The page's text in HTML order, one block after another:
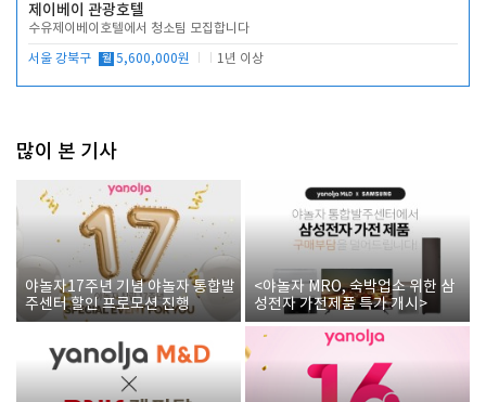
제이베이 관광호텔
수유제이베이호텔에서 청소팀 모집합니다
서울 강북구 월 5,600,000원 1년 이상
많이 본 기사
야놀자17주년 기념 야놀자 통합발
주센터 할인 프로모션 진행
<야놀자 MRO, 숙박업소 위한 삼
성전자 가전제품 특가 개시>